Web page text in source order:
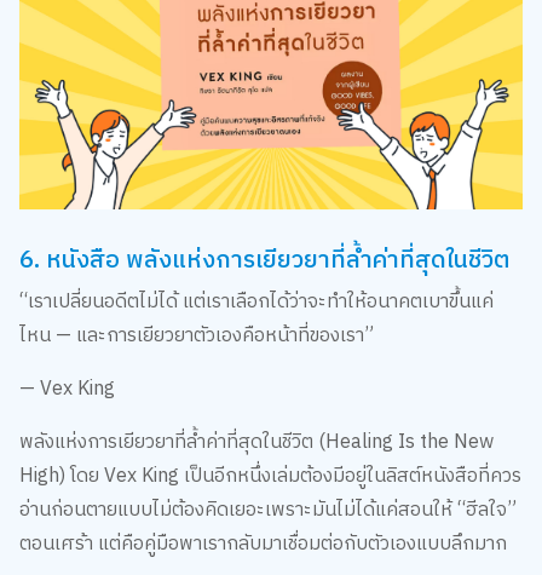
6. หนังสือ พลังแห่งการเยียวยาที่ล้ำค่าที่สุดในชีวิต
“เราเปลี่ยนอดีตไม่ได้ แต่เราเลือกได้ว่าจะทำให้อนาคตเบาขึ้นแค่
ไหน — และการเยียวยาตัวเองคือหน้าที่ของเรา”
— Vex King
พลังแห่งการเยียวยาที่ล้ำค่าที่สุดในชีวิต (Healing Is the New
High) โดย Vex King เป็นอีกหนึ่งเล่มต้องมีอยู่ในลิสต์หนังสือที่ควร
อ่านก่อนตายแบบไม่ต้องคิดเยอะเพราะมันไม่ได้แค่สอนให้ “ฮีลใจ”
ตอนเศร้า แต่คือคู่มือพาเรากลับมาเชื่อมต่อกับตัวเองแบบลึกมาก